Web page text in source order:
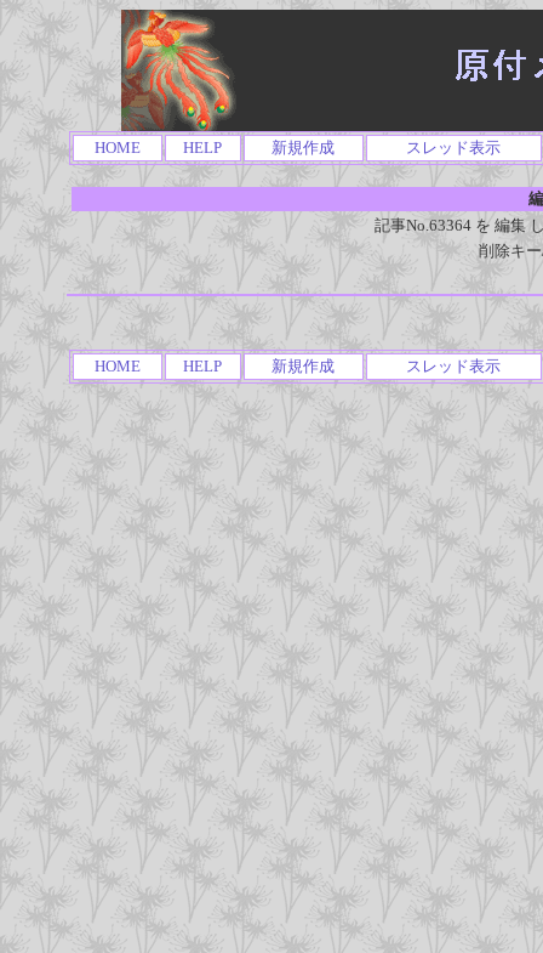
HOME HELP 新規作成 スレッド表示
記事No.63364 を 編集
削除キ
HOME HELP 新規作成 スレッド表示